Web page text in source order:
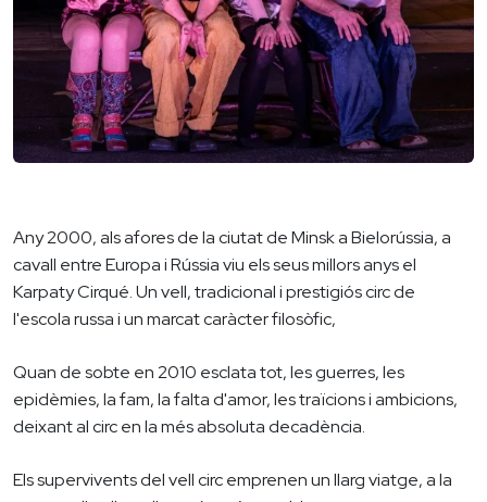
Any 2000, als afores de la ciutat de Minsk a Bielorússia, a
cavall entre Europa i Rússia viu els seus millors anys el
Karpaty Cirqué. Un vell, tradicional i prestigiós circ de
l'escola russa i un marcat caràcter filosòfic,
Quan de sobte en 2010 esclata tot, les guerres, les
epidèmies, la fam, la falta d'amor, les traïcions i ambicions,
deixant al circ en la més absoluta decadència.
Els supervivents del vell circ emprenen un llarg viatge, a la